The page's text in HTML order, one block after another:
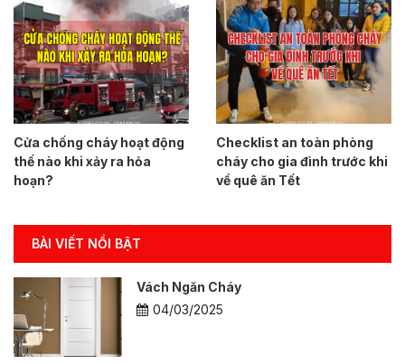
Cửa chống cháy hoạt động
thế nào khi xảy ra hỏa
hoạn?
Checklist an toàn phòng
cháy cho gia đình trước khi
về quê ăn Tết
BÀI VIẾT NỔI BẬT
Vách Ngăn Cháy
04/03/2025